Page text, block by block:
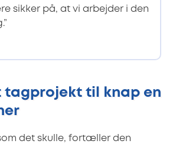
sikker på, at vi arbejder i den
tagprojekt til knap en
det skulle, fortæller den